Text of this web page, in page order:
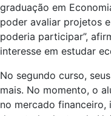
graduação em
poder avaliar projetos
poderia participar”,
interesse em estudar
No segundo curso,
mais. No momento, o
no mercado financeiro,